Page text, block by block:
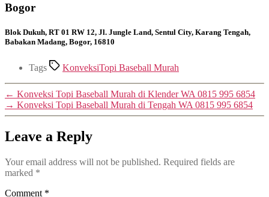
Bogor
Blok Dukuh, RT 01 RW 12, Jl. Jungle Land, Sentul City, Karang Tengah,
Babakan Madang, Bogor, 16810
Tags KonveksiTopi Baseball Murah
← Konveksi Topi Baseball Murah di Klender WA 0815 995 6854
→ Konveksi Topi Baseball Murah di Tengah WA 0815 995 6854
Leave a Reply
Your email address will not be published. Required fields are
marked *
Comment *